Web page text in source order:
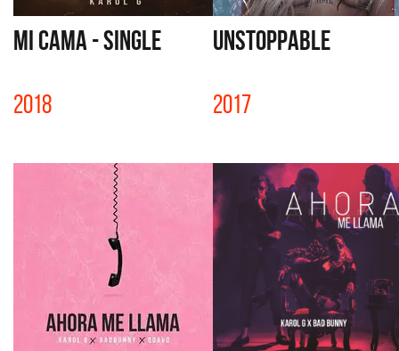
MI CAMA - SINGLE
2018
UNSTOPPABLE
2017